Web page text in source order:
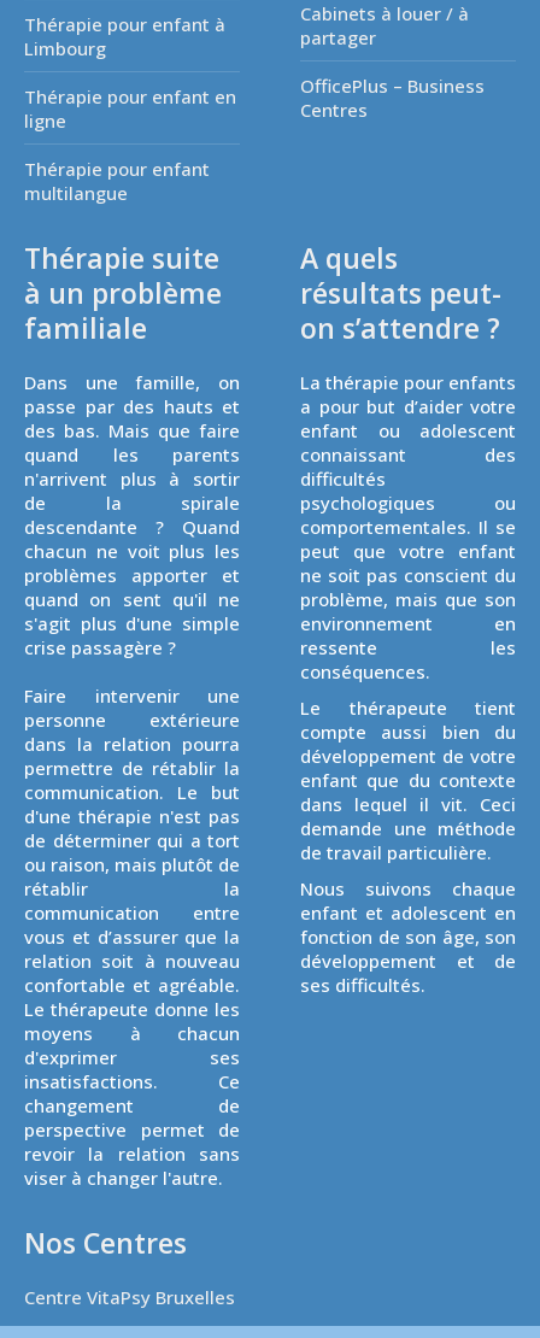
Thérapie pour enfant à
Limbourg
Thérapie pour enfant en
ligne
Thérapie pour enfant
multilangue
Cabinets à louer / à
partager
OfficePlus – Business
Centres
Thérapie suite
à un problème
familiale
Dans une famille, on
passe par des hauts et
des bas. Mais que faire
quand les parents
n'arrivent plus à sortir
de la spirale
descendante ? Quand
chacun ne voit plus les
problèmes apporter et
quand on sent qu'il ne
s'agit plus d'une simple
crise passagère ?
Faire intervenir une
personne extérieure
dans la relation pourra
permettre de rétablir la
communication. Le but
d'une thérapie n'est pas
de déterminer qui a tort
ou raison, mais plutôt de
rétablir la
communication entre
vous et d’assurer que la
relation soit à nouveau
confortable et agréable.
Le thérapeute donne les
moyens à chacun
d'exprimer ses
insatisfactions. Ce
changement de
perspective permet de
revoir la relation sans
viser à changer l'autre.
A quels
résultats peut-
on s’attendre ?
La thérapie pour enfants
a pour but d’aider votre
enfant ou adolescent
connaissant des
difficultés
psychologiques ou
comportementales. Il se
peut que votre enfant
ne soit pas conscient du
problème, mais que son
environnement en
ressente les
conséquences.
Le thérapeute tient
compte aussi bien du
développement de votre
enfant que du contexte
dans lequel il vit. Ceci
demande une méthode
de travail particulière.
Nous suivons chaque
enfant et adolescent en
fonction de son âge, son
développement et de
ses difficultés.
Nos Centres
Centre VitaPsy Bruxelles